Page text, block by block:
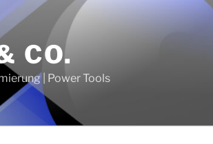
CO.
| Power Tools